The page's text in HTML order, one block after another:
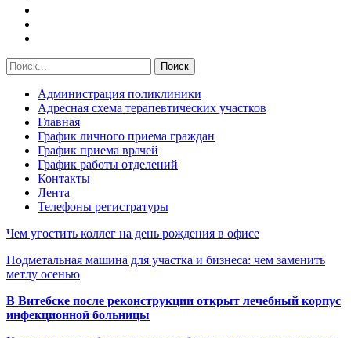
Администрация поликлиники
Адресная схема терапевтических участков
Главная
График личного приема граждан
График приема врачей
График работы отделений
Контакты
Лента
Телефоны регистратуры
Чем угостить коллег на день рождения в офисе
Подметальная машина для участка и бизнеса: чем заменить
метлу осенью
В Витебске после реконструкции открыт лечебный корпус
инфекционной больницы